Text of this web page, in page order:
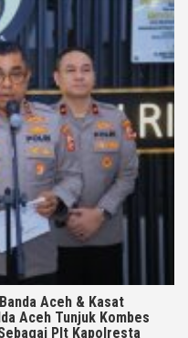
Aceh & Kasat
Aceh Tunjuk Kombes
Plt Kapolresta